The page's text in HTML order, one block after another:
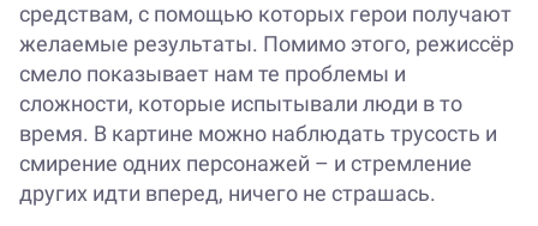
средствам, с помощью которых герои получают
желаемые результаты. Помимо этого, режиссёр
смело показывает нам те проблемы и
сложности, которые испытывали люди в то
время. В картине можно наблюдать трусость и
смирение одних персонажей – и стремление
других идти вперед, ничего не страшась.